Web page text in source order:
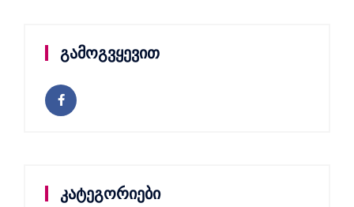
გამოგვყევით
კატეგორიები